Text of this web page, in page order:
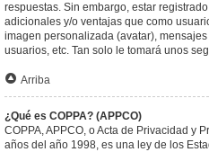
respuestas. Sin embargo, estar
adicionales y/o ventajas que como
imagen personalizada (avatar),
usuarios, etc. Tan solo le tomará unos
Arriba
¿Qué es COPPA? (APPCO)
COPPA, APPCO, o Acta de Privacidad y
años del año 1998, es una ley de los